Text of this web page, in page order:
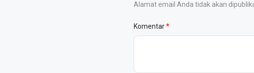
Alamat email Anda tidak akan
Komentar